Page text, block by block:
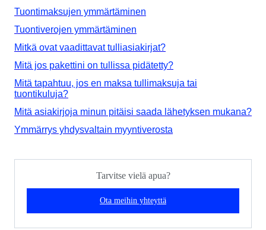
Tuontimaksujen ymmärtäminen
Tuontiverojen ymmärtäminen
Mitkä ovat vaadittavat tulliasiakirjat?
Mitä jos pakettini on tullissa pidätetty?
Mitä tapahtuu, jos en maksa tullimaksuja tai
tuontikuluja?
Mitä asiakirjoja minun pitäisi saada lähetyksen mukana?
Ymmärrys yhdysvaltain myyntiverosta
Tarvitse vielä apua?
Ota meihin yhteyttä